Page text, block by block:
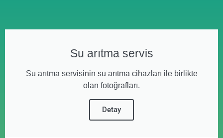
Su arıtma servis
Su arıtma servisinin su arıtma cihazları ile birlikte
olan fotoğrafları.
Detay